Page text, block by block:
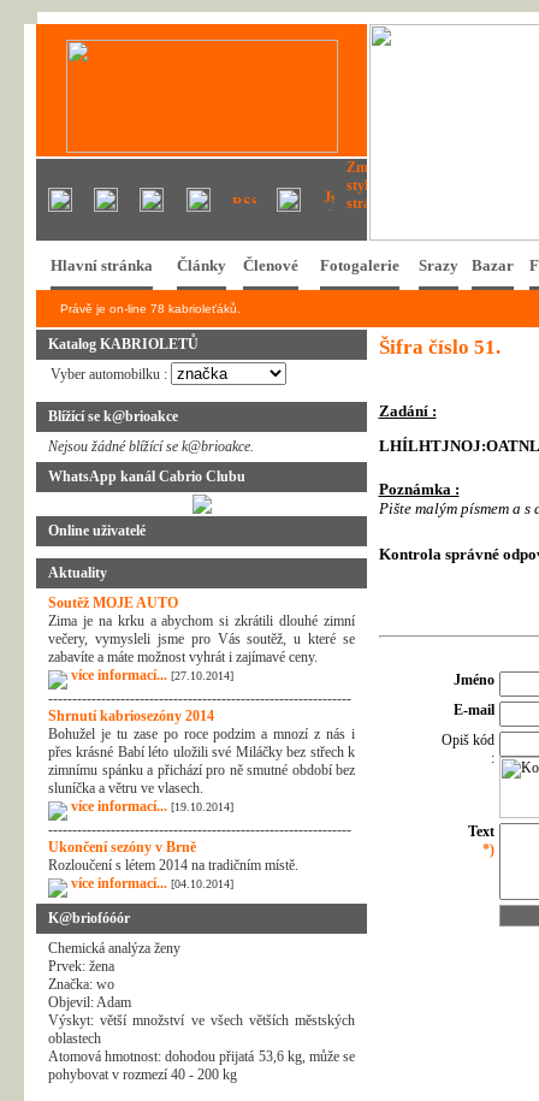
Hlavní stránka Články Členové Fotogalerie Srazy Bazar
Právě je on-line 78 kabrioleťáků.
Katalog KABRIOLETŮ
Vyber automobilku :
Blížící se k@brioakce
Nejsou žádné blížící se k@brioakce.
WhatsApp kanál Cabrio Clubu
Online uživatelé
Aktuality
Soutěž MOJE AUTO
Zima je na krku a abychom si zkrátili dlouhé zimní
večery, vymysleli jsme pro Vás soutěž, u které se
zabavíte a máte možnost vyhrát i zajímavé ceny.
více informací... [27.10.2014]
---------------------------------------------------------------
Shrnutí kabriosezóny 2014
Bohužel je tu zase po roce podzim a mnozí z nás i
přes krásné Babí léto uložili své Miláčky bez střech k
zimnímu spánku a přichází pro ně smutné období bez
sluníčka a větru ve vlasech.
více informací... [19.10.2014]
---------------------------------------------------------------
Ukončení sezóny v Brně
Rozloučení s létem 2014 na tradičním místě.
více informací... [04.10.2014]
K@briofóóór
Chemická analýza ženy
Prvek: žena
Značka: wo
Objevil: Adam
Výskyt: větší množství ve všech větších městských
oblastech
Atomová hmotnost: dohodou přijatá 53,6 kg, může se
pohybovat v rozmezí 40 - 200 kg
Šifra číslo 51.
Zadání :
Poznámka :
Pište malým písmem a
Kontrola správné
Jméno
E-mail
Opiš kód
:
Text
*)